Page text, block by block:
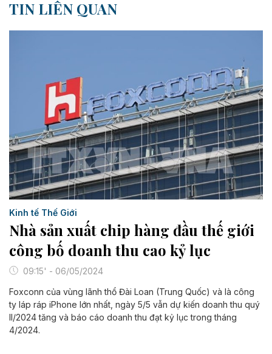
TIN LIÊN QUAN
Kinh tế Thế Giới
Nhà sản xuất chip hàng đầu thế giới
công bố doanh thu cao kỷ lục
09:15' - 06/05/2024
Foxconn của vùng lãnh thổ Đài Loan (Trung Quốc) và là công
ty láp ráp iPhone lớn nhất, ngày 5/5 vẫn dự kiến doanh thu quý
II/2024 tăng và báo cáo doanh thu đạt kỷ lục trong tháng
4/2024.